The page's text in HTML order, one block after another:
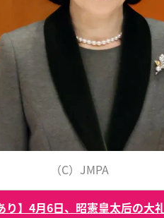
（C）JMPA
り】4月6日、昭憲皇太后の大